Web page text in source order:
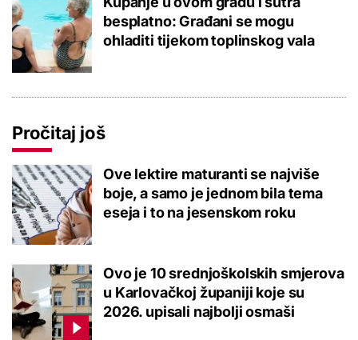
besplatno: Građani se mogu
ohladiti tijekom toplinskog vala
Pročitaj još
Ove lektire maturanti se najviše
boje, a samo je jednom bila tema
eseja i to na jesenskom roku
Ovo je 10 srednjoškolskih smjerova
u Karlovačkoj županiji koje su
2026. upisali najbolji osmaši